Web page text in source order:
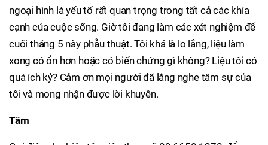
ngoại hình là yếu tố rất quan trọng trong tất cả các khía
cạnh của cuộc sống. Giờ tôi đang làm các xét nghiệm để
cuối tháng 5 này phẫu thuật. Tôi khá là lo lắng, liệu làm
xong có ổn hơn hoặc có biến chứng gì không? Liệu tôi có
quá ích kỷ? Cảm ơn mọi người đã lắng nghe tâm sự của
tôi và mong nhận được lời khuyên.
Tâm